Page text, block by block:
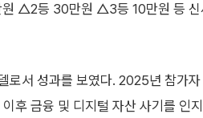
△2등 30만원 △3등 10만원 등 신
로서 성과를 보였다. 2025년 참가
후 금융 및 디지털 자산 사기를 인